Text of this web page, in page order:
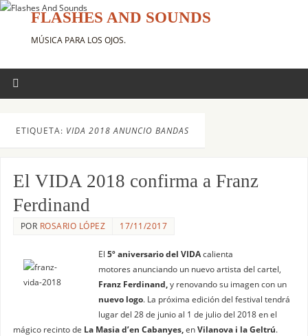
FLASHES AND SOUNDS
MÚSICA PARA LOS OJOS.
ETIQUETA: VIDA 2018 ANUNCIO BANDAS
El VIDA 2018 confirma a Franz
Ferdinand
POR ROSARIO LÓPEZ 17/11/2017
El 5º aniversario del VIDAcalienta
motores anunciando un nuevo artista del cartel,
Franz Ferdinand,y renovando su imagen con un
nuevo logo. La próxima edición del festival tendrá
lugar del 28 de junio al 1 de julio del 2018 en el
mágico recinto de La Masia d’en Cabanyes,enVilanova i la Geltrú.